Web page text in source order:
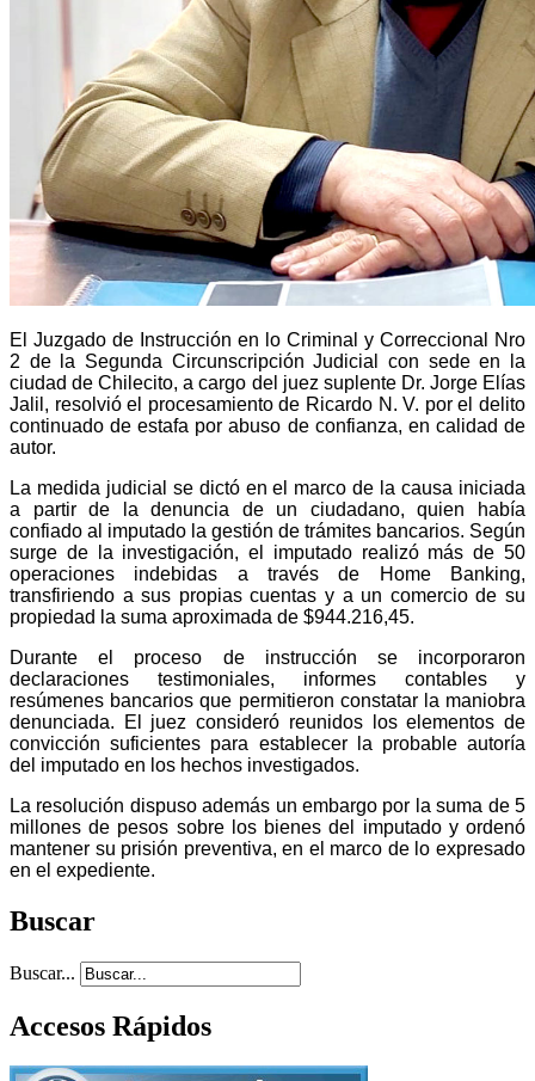
El Juzgado de Instrucción en lo Criminal y Correccional Nro
2 de la Segunda Circunscripción Judicial con sede en la
ciudad de Chilecito, a cargo del juez suplente Dr. Jorge Elías
Jalil, resolvió el procesamiento de Ricardo N. V. por el delito
continuado de estafa por abuso de confianza, en calidad de
autor.
La medida judicial se dictó en el marco de la causa iniciada
a partir de la denuncia de un ciudadano, quien había
confiado al imputado la gestión de trámites bancarios. Según
surge de la investigación, el imputado realizó más de 50
operaciones indebidas a través de Home Banking,
transfiriendo a sus propias cuentas y a un comercio de su
propiedad la suma aproximada de $944.216,45.
Durante el proceso de instrucción se incorporaron
declaraciones testimoniales, informes contables y
resúmenes bancarios que permitieron constatar la maniobra
denunciada. El juez consideró reunidos los elementos de
convicción suficientes para establecer la probable autoría
del imputado en los hechos investigados.
La resolución dispuso además un embargo por la suma de 5
millones de pesos sobre los bienes del imputado y ordenó
mantener su prisión preventiva, en el marco de lo expresado
en el expediente.
Buscar
Buscar...
Accesos Rápidos